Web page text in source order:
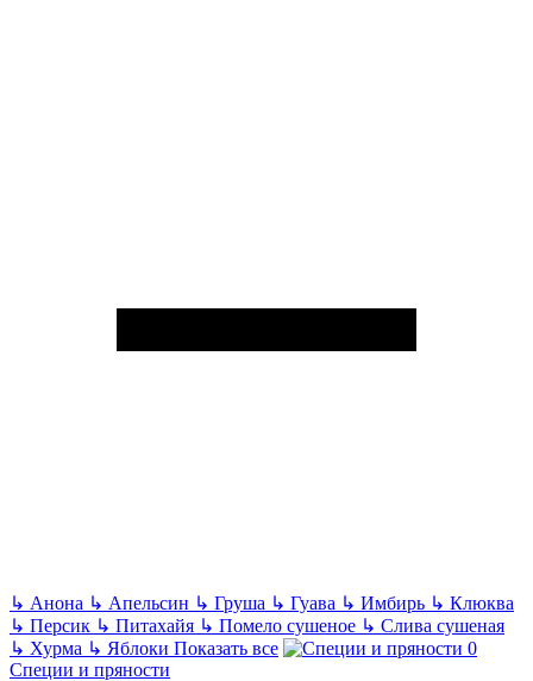
↳ Анона ↳ Апельсин ↳ Груша ↳ Гуава ↳ Имбирь ↳ Клюква
↳ Персик ↳ Питахайя ↳ Помело сушеное ↳ Слива сушеная
↳ Хурма ↳ Яблоки Показать все
Специи и пряности